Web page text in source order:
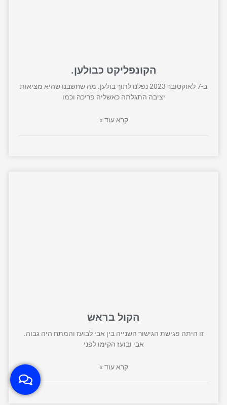
הקונפליקט כבולען.
ב-7 לאוקטובר 2023 נפלנו לתוך בולען. מה שחשבנו שהיא מציאות
יציבה התגלתה כאשליה פריכה וכמו
קרא עוד »
הקול בראש
זו היתה פגישת הגישור השנייה בין אבי לבועז והמתח היה גבוה.
אבי ובועז הקימו לפני
קרא עוד »